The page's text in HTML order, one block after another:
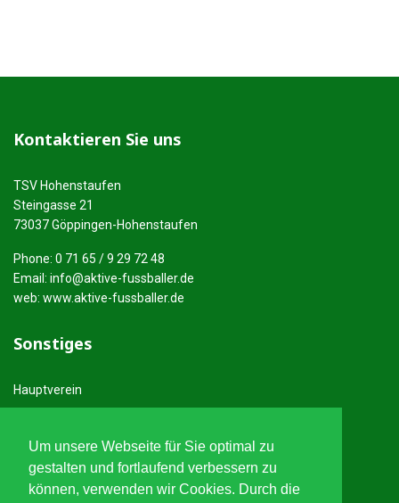
Um unsere Webseite für Sie optimal zu
gestalten und fortlaufend verbessern zu
können, verwenden wir Cookies. Durch die
Kontaktieren Sie uns
TSV Hohenstaufen
Steingasse 21
73037 Göppingen-Hohenstaufen
Phone: 0 71 65 / 9 29 72 48
Email: info@aktive-fussballer.de
web: www.aktive-fussballer.de
Sonstiges
Hauptverein
Rechtliches